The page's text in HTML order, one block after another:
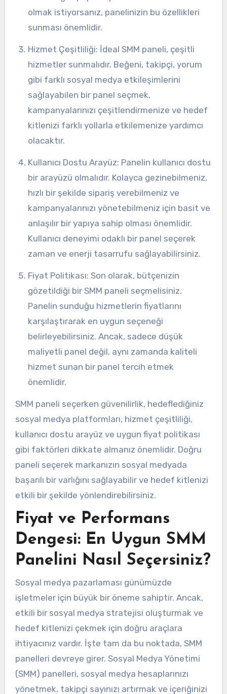
olmak istiyorsanız, panelinizin bu özellikleri
sunması önemlidir.
Hizmet Çeşitliliği: İdeal SMM paneli, çeşitli
hizmetler sunmalıdır. Beğeni, takipçi, yorum
gibi farklı sosyal medya etkileşimlerini
sağlayabilen bir panel seçmek,
kampanyalarınızı çeşitlendirmenize ve hedef
kitlenizi farklı yollarla etkilemenize yardımcı
olacaktır.
Kullanıcı Dostu Arayüz: Panelin kullanıcı dostu
bir arayüzü olmalıdır. Kolayca gezinebilmeniz,
hızlı bir şekilde sipariş verebilmeniz ve
kampanyalarınızı yönetebilmeniz için basit ve
anlaşılır bir yapıya sahip olması önemlidir.
Kullanıcı deneyimi odaklı bir panel seçerek
zaman ve enerji tasarrufu sağlayabilirsiniz.
Fiyat Politikası: Son olarak, bütçenizin
gözetildiği bir SMM paneli seçmelisiniz.
Panelin sunduğu hizmetlerin fiyatlarını
karşılaştırarak en uygun seçeneği
belirleyebilirsiniz. Ancak, sadece düşük
maliyetli panel değil, aynı zamanda kaliteli
hizmet sunan bir panel tercih etmek
önemlidir.
SMM paneli seçerken güvenilirlik, hedeflediğiniz
sosyal medya platformları, hizmet çeşitliliği,
kullanıcı dostu arayüz ve uygun fiyat politikası
gibi faktörleri dikkate almanız önemlidir. Doğru
paneli seçerek markanızın sosyal medyada
başarılı bir varlığını sağlayabilir ve hedef kitlenizi
etkili bir şekilde yönlendirebilirsiniz.
Fiyat ve Performans
Dengesi: En Uygun SMM
Panelini Nasıl Seçersiniz?
Sosyal medya pazarlaması günümüzde
işletmeler için büyük bir öneme sahiptir. Ancak,
etkili bir sosyal medya stratejisi oluşturmak ve
hedef kitlenizi çekmek için doğru araçlara
ihtiyacınız vardır. İşte tam da bu noktada, SMM
panelleri devreye girer. Sosyal Medya Yönetimi
(SMM) panelleri, sosyal medya hesaplarınızı
yönetmek, takipçi sayınızı artırmak ve içeriğinizi